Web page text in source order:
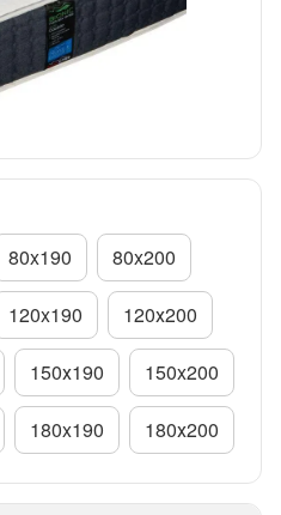
80x190 80x200
120x190 120х200
150х190 150x200
180x190 180х200